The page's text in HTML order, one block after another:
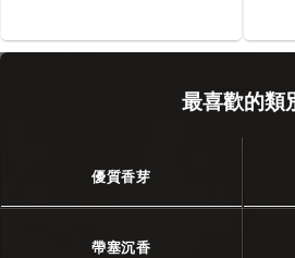
最喜歡的類
優質香芽
帶塞沉香